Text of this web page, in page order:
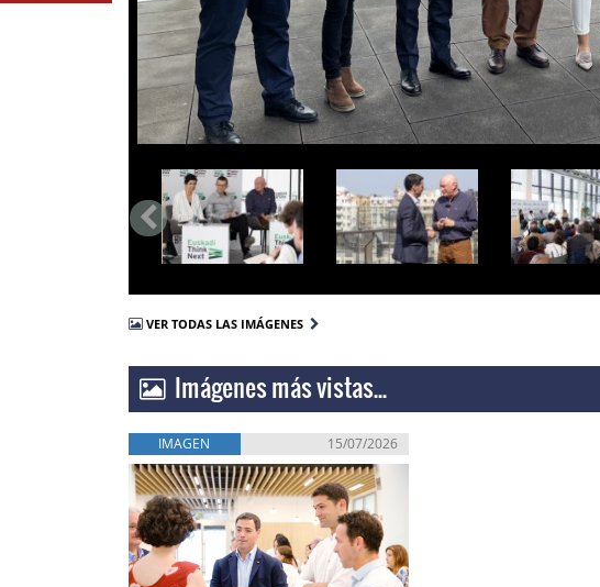
VER TODAS LAS IMÁGENES
Imágenes más vistas...
IMAGEN 15/07/2026